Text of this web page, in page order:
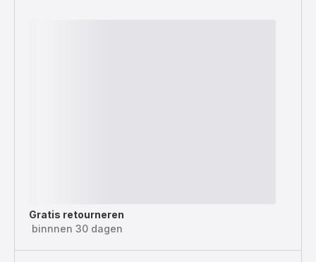
Gratis retourneren
binnnen 30 dagen